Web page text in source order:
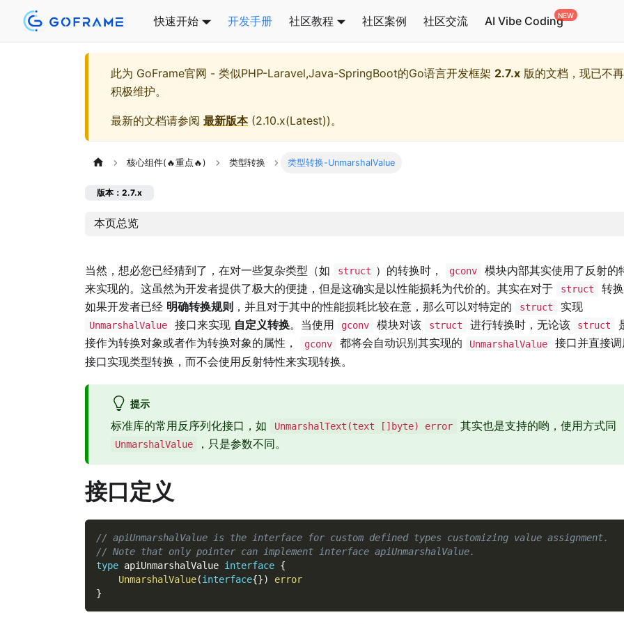
快速开始 开发手册 社区教程 社区案例 社区交流 AI Vibe Coding
此为 GoFrame官网 - 类似PHP-Laravel,Java-SpringBoot的Go语言开发框架 2.7.x 版的文档，现已不再
积极维护。
最新的文档请参阅 最新版本(2.10.x(Latest))。
核心组件(🔥重点🔥) 类型转换 类型转换-UnmarshalValue
版本：2.7.x
本页总览
当然，想必您已经猜到了，在对一些复杂类型（如 struct ）的转换时， gconv
模块内部其实使用了反射的
来实现的。这虽然为开发者提供了极大的便捷，但是这确实是以性能损耗为代价的。其实在对于
struct
转
如果开发者已经 明确转换规则 ，并且对于其中的性能损耗比较在意，那么可以对特定的 struct 实现
UnmarshalValue 接口来实现 自定义转换。当使用 gconv 模块对该 struct 进行转换时，无论该 struct
接作为转换对象或者作为转换对象的属性，
gconv 都将会自动识别其实现的 UnmarshalValue
接口并直接
接口实现类型转换，而不会使用反射特性来实现转换。
提示
标准库的常用反序列化接口，如 UnmarshalText(text []byte) error 其实也是支持的哟，使用方式同
UnmarshalValue ，只是参数不同。
接口定义
// apiUnmarshalValue is the interface for custom defined types customizing value assignment.
// Note that only pointer can implement interface apiUnmarshalValue.
type apiUnmarshalValue interface {
UnmarshalValue(interface{})
error
}